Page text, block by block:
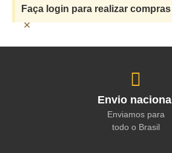
Faça login para realizar compras
×
Envio nacional
Enviamos para
todo o Brasil